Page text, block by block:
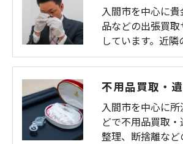
入間市を中心に
品などの出張買
しています。近
不用品買取・
入間市を中心に
どで不用品買取
整理、断捨離な